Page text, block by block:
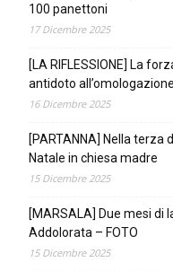
100 panettoni
17 Dicembre 2025
[LA RIFLESSIONE] La
antidoto
16 Dicembre 2025
[PARTANNA] Nella terza
Natale in chiesa madre
15 Dicembre 2025
[MARSALA] Due mesi di
Addolorata – FOTO
15 Dicembre 2025